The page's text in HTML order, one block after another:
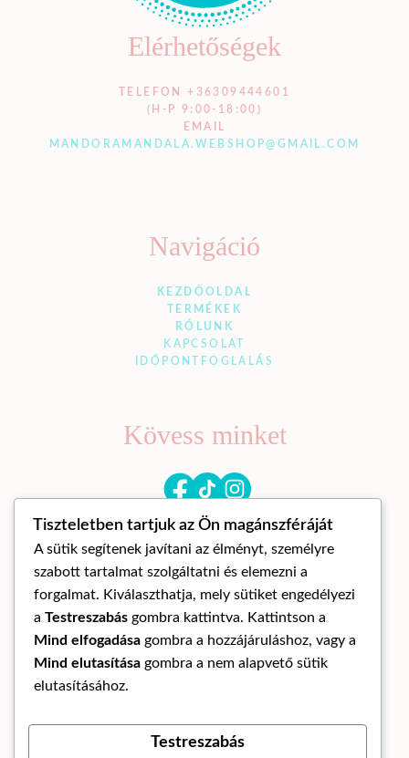
Elérhetőségek
TELEFON +36309444601
(H-P 9:00-18:00)
EMAIL
MANDORAMANDALA.WEBSHOP@GMAIL.COM
Navigáció
KEZDŐOLDAL
TERMÉKEK
RÓLUNK
KAPCSOLAT
IDŐPONTFOGLALÁS
Kövess minket
© Mandora mandala 2026
ÁLTALÁNOS SZERZŐDÉSI FELTÉTELEK
Az oldalt készítette:
Tiszteletben tartjuk az Ön magánszféráját
A sütik segítenek javítani az élményt, személyre
szabott tartalmat szolgáltatni és elemezni a
forgalmat. Kiválaszthatja, mely sütiket engedélyezi
a Testreszabás gombra kattintva. Kattintson a
Mind elfogadása gombra a hozzájáruláshoz, vagy a
Mind elutasítása gombra a nem alapvető sütik
elutasításához.
Testreszabás